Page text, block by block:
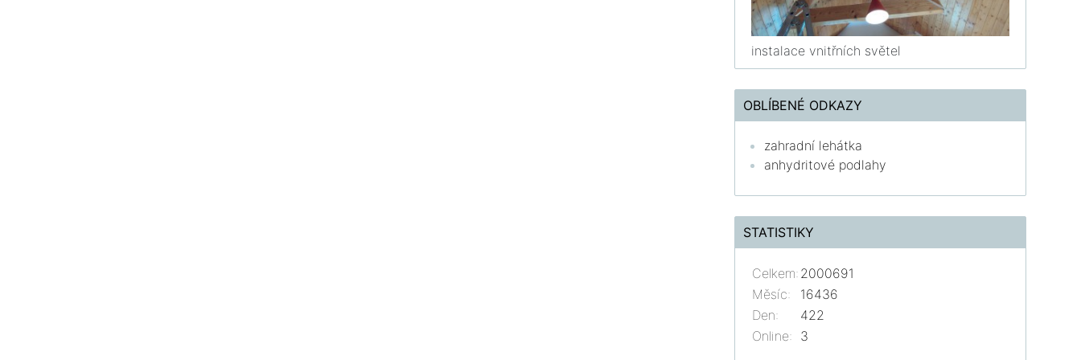
instalace vnitřních světel
OBLÍBENÉ ODKAZY
zahradní lehátka
anhydritové podlahy
STATISTIKY
Online: 3
Celkem: 2000691
Měsíc:
16436
Den:
422